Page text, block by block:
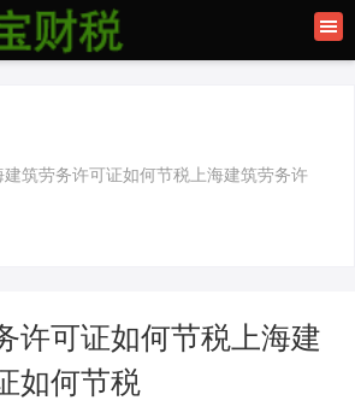
建筑劳务许可证如何节税上海建筑劳务许
许可证如何节税上海建
如何节税